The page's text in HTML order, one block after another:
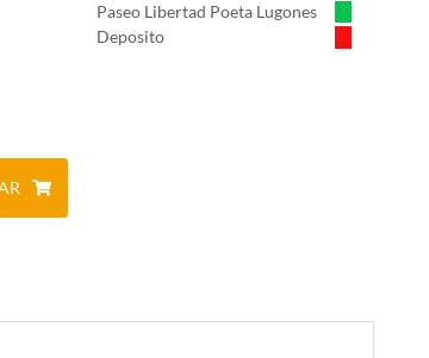
Paseo Libertad Poeta Lugones
Deposito